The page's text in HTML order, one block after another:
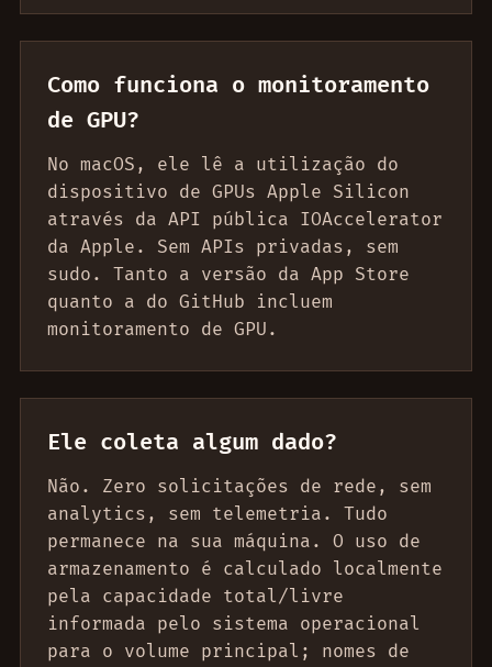
Como funciona o monitoramento
de GPU?
No macOS, ele lê a utilização do
dispositivo de GPUs Apple Silicon
através da API pública IOAccelerator
da Apple. Sem APIs privadas, sem
sudo. Tanto a versão da App Store
quanto a do GitHub incluem
monitoramento de GPU.
Ele coleta algum dado?
Não. Zero solicitações de rede, sem
analytics, sem telemetria. Tudo
permanece na sua máquina. O uso de
armazenamento é calculado localmente
pela capacidade total/livre
informada pelo sistema operacional
para o volume principal; nomes de